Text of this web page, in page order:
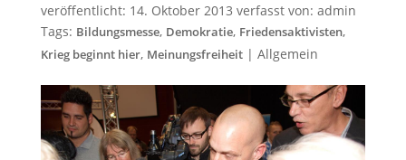
veröffentlicht: 14. Oktober 2013 verfasst von: admin
Tags: Bildungsmesse, Demokratie, Friedensaktivisten,
Krieg beginnt hier, Meinungsfreiheit| Allgemein